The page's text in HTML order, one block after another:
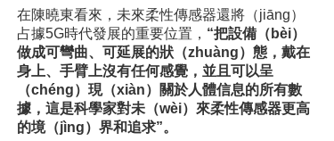
在陳曉東看來，未來柔性傳感器還將（jiāng）
占據5G時代發展的重要位置， “把設備（bèi）
做成可彎曲、可延展的狀（zhuàng）態，戴在
身上、手臂上沒有任何感覺，並且可以呈
（chéng）現（xiàn）關於人體信息的所有數
據，這是科學家對未（wèi）來柔性傳感器更高
的境（jìng）界和追求”。